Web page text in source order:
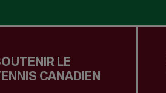
LE
CANADIEN